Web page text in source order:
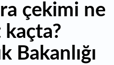
çekimi ne
kaçta?
Bakanlığı